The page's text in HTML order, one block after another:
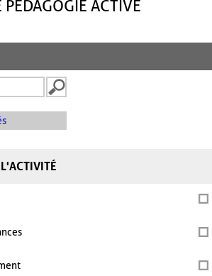
ACTIVE